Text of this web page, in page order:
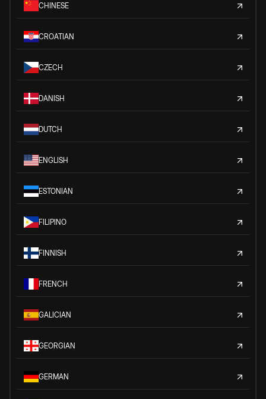
CHINESE
CROATIAN
CZECH
DANISH
DUTCH
ENGLISH
ESTONIAN
FILIPINO
FINNISH
FRENCH
GALICIAN
GEORGIAN
GERMAN